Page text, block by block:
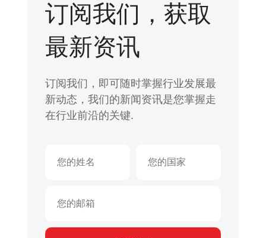
订阅我们，获取
最新资讯
订阅我们，即可随时掌握行业发展最
新动态，我们的新闻资讯是您掌握走
在行业前沿的关键.